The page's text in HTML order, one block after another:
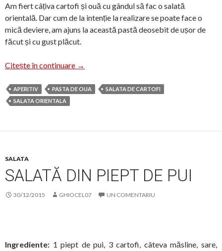
Am fiert câțiva cartofi și ouă cu gândul să fac o salată
orientală. Dar cum de la intenție la realizare se poate face o
mică deviere, am ajuns la această pastă deosebit de ușor de
făcut și cu gust plăcut.
Citește în continuare Pastă de ouă cu cartofi
→
APERITIV PASTA DE OUA
SALATA DE CARTOFI
SALATA ORIENTALA
SALATA
SALATĂ DIN PIEPT DE PUI
30/12/2015 GHIOCEL07 UN COMENTARIU
Ingrediente: 1 piept de pui, 3 cartofi, câteva măsline, sare,